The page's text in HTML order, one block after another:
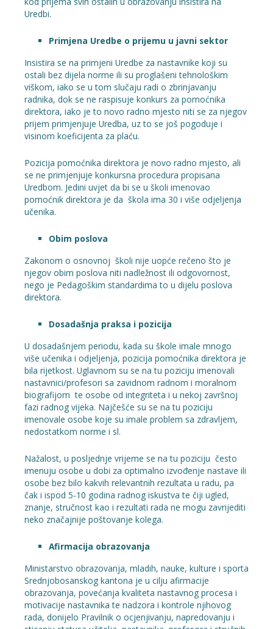
Uredbi.
Primjena Uredbe o prijemu u javni sektor
Insistira se na primjeni Uredbe za nastavnike koji su
ostali bez dijela norme ili su proglašeni tehnološkim
viškom, iako se u tom slučaju radi o zbrinjavanju
radnika, dok se ne raspisuje konkurs za pomoćnika
direktora, iako je to novo radno mjesto niti se za njegov
prijem primjenjuje Uredba, uz to se još pogoduje i
visinom koeficijenta za plaću.
Pozicija pomoćnika direktora je novo radno mjesto, ali
se ne primjenjuje konkursna procedura propisana
Uredbom. Jedini uvjet da bi se u školi imenovao
pomoćnik direktora je da škola ima 30 i više odjeljenja
učenika.
Obim poslova
Zakonom o osnovnoj školi nije uopće rečeno što je
njegov obim poslova niti nadležnost ili odgovornost,
nego je Pedagoškim standardima to u dijelu poslova
direktora.
Dosadašnja praksa i pozicija
U dosadašnjem periodu, kada su škole imale mnogo
više učenika i odjeljenja, pozicija pomoćnika direktora je
bila rijetkost. Uglavnom su se na tu poziciju imenovali
nastavnici/profesori sa zavidnom radnom i moralnom
biografijom te osobe od integriteta i u nekoj završnoj
fazi radnog vijeka. Najčešće su se na tu poziciju
imenovale osobe koje su imale problem sa zdravljem,
nedostatkom norme i sl.
Nažalost, u posljednje vrijeme se na tu poziciju često
imenuju osobe u dobi za optimalno izvođenje nastave ili
osobe bez bilo kakvih relevantnih rezultata u radu, pa
čak i ispod 5-10 godina radnog iskustva te čiji ugled,
znanje, stručnost kao i rezultati rada ne mogu zavrijediti
neko značajnije poštovanje kolega.
Afirmacija obrazovanja
Ministarstvo obrazovanja, mladih, nauke, kulture i sporta
Srednjobosanskog kantona je u cilju afirmacije
obrazovanja, povećanja kvaliteta nastavnog procesa i
motivacije nastavnika te nadzora i kontrole njihovog
rada, donijelo Pravilnik o ocjenjivanju, napredovanju i